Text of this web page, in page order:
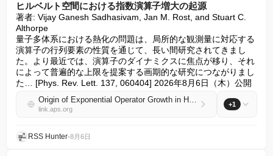
ヒルベルト空間における指数演算子増大の起源
著者: Vijay Ganesh Sadhasivam, Jan M. Rost, and Stuart C.
Althorpe
量子多体系における熱化の問題は、局所的な観測量に対応する
演算子の行列要素の性質を通じて、長い間研究されてきまし
た。より最近では、演算子のダイナミクスに焦点が移り、それ
によって普遍的な上限を提案する画期的な研究につながりまし
た… [Phys. Rev. Lett. 137, 060404] 2026年8月6日（木）公開
Origin of Exponential Operator Growth in Hilbert Space
link.aps.org
+1
RSS Hunter•8月6日